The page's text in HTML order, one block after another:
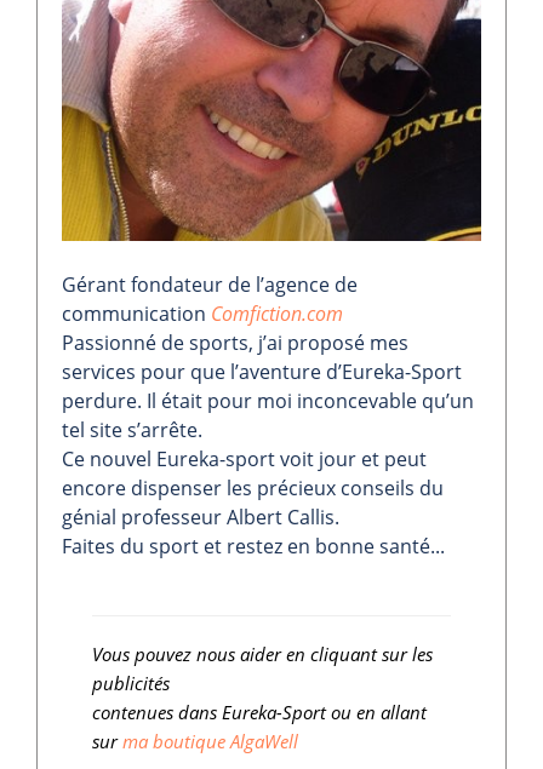
Gérant fondateur de l’agence de
communication Comfiction.com
Passionné de sports, j’ai proposé mes
services pour que l’aventure d’Eureka-Sport
perdure. Il était pour moi inconcevable qu’un
tel site s’arrête.
Ce nouvel Eureka-sport voit jour et peut
encore dispenser les précieux conseils du
génial professeur Albert Callis.
Faites du sport et restez en bonne santé...
Vous pouvez nous aider en cliquant sur les
publicités
contenues dans Eureka-Sport ou en allant
surma boutique AlgaWell